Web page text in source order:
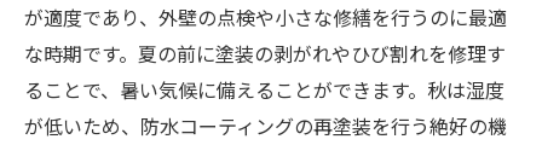
が適度であり、外壁の点検や小さな修繕を行うのに最適
な時期です。夏の前に塗装の剥がれやひび割れを修理す
ることで、暑い気候に備えることができます。秋は湿度
が低いため、防水コーティングの再塗装を行う絶好の機